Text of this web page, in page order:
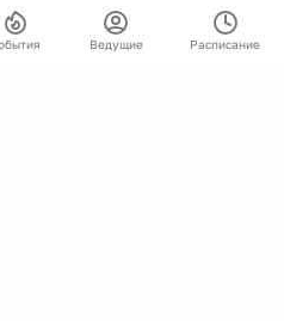
Ведущие Расписание